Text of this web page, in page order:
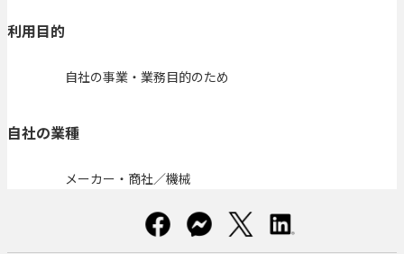
利用目的
自社の事業・業務目的のため
自社の業種
メーカー・商社／機械